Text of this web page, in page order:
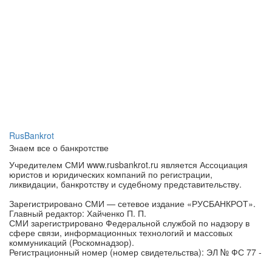
Учредителем СМИ www.rusbankrot.ru является Ассоциация
юристов и юридических компаний по регистрации,
ликвидации, банкротству и судебному представительству.
Зарегистрировано СМИ — сетевое издание «РУСБАНКРОТ».
Главный редактор: Хайченко П. П.
СМИ зарегистрировано Федеральной службой по надзору в
сфере связи, информационных технологий и массовых
коммуникаций (Роскомнадзор).
Регистрационный номер (номер свидетельства): ЭЛ № ФС 77 -
77278 от 05.12.2019.